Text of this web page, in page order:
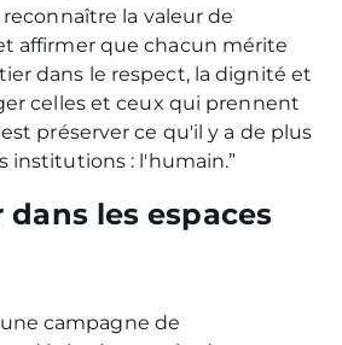
la valeur de
affirmer que chacun mérite
dans le respect, la dignité et
celles et ceux qui prennent
préserver ce qu'il y a de plus
institutions : l'humain.”
dans les espaces
campagne de